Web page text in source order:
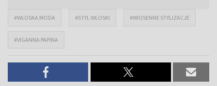
#WŁOSKA MODA #STYL WŁOSKI #WIOSENNE STYLIZACJE
#VIGANNA PAPINA